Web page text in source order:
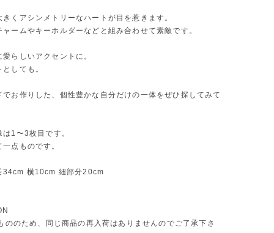
くアシンメトリーなハートが目を惹きます。
ャームやキーホルダーなどと組み合わせて素敵です。
らしいアクセントに。
しても。
でお作りした、個性豊かな自分だけの一体をぜひ探してみて
1〜3枚目です。
点ものです。
34cm 横10cm 紐部分20cm
ののため、同じ商品の再入荷はありませんのでご了承下さ